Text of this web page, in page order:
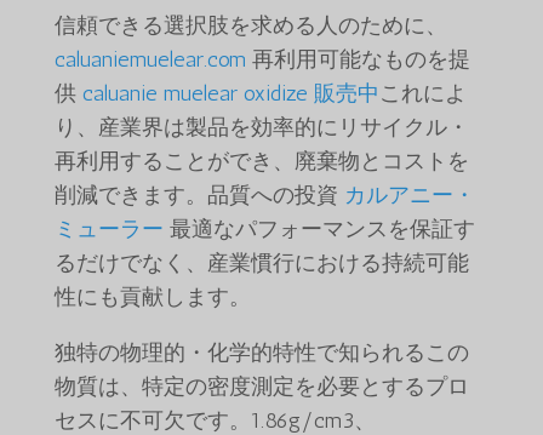
信頼できる選択肢を求める人のために、
caluaniemuelear.com 再利用可能なものを提
供 caluanie muelear oxidize 販売中これによ
り、産業界は製品を効率的にリサイクル・
再利用することができ、廃棄物とコストを
削減できます。品質への投資 カルアニー・
ミューラー 最適なパフォーマンスを保証す
るだけでなく、産業慣行における持続可能
性にも貢献します。
独特の物理的・化学的特性で知られるこの
物質は、特定の密度測定を必要とするプロ
セスに不可欠です。1.86g/cm3、